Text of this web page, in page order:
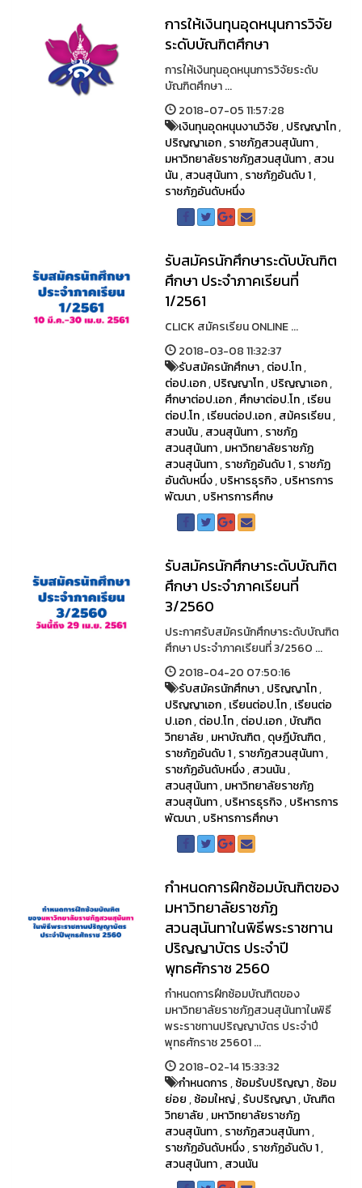
การให้เงินทุนอุดหนุนการวิจัย
ระดับบัณฑิตศึกษา
การให้เงินทุนอุดหนุนการวิจัยระดับ
บัณฑิตศึกษา ...
2018-07-05 11:57:28
เงินทุนอุดหนุนงานวิจัย,ปริญญาโท,
ปริญญาเอก,ราชภัฏสวนสุนันทา,
มหาวิทยาลัยราชภัฏสวนสุนันทา,สวน
นัน,สวนสุนันทา,ราชภัฏอันดับ 1,
ราชภัฏอันดับหนึ่ง
รับสมัครนักศึกษาระดับบัณฑิต
ศึกษา ประจำภาคเรียนที่
1/2561
CLICK สมัครเรียน ONLINE ...
2018-03-08 11:32:37
รับสมัครนักศึกษา,ต่อป.โท,
ต่อป.เอก,ปริญญาโท,ปริญญาเอก,
ศึกษาต่อป.เอก,ศึกษาต่อป.โท,เรียน
ต่อป.โท,เรียนต่อป.เอก,สม้ครเรียน,
สวนนัน,สวนสุนันทา,ราชภัฏ
สวนสุนันทา,มหาวิทยาลัยราชภัฏ
สวนสุนันทา,ราชภัฏอันดับ 1,ราชภัฏ
อันดับหนึ่ง,บริหารธุรกิจ,บริหารการ
พัฒนา,บริหารการศึกษ
รับสมัครนักศึกษาระดับบัณฑิต
ศึกษา ประจำภาคเรียนที่
3/2560
ประกาศรับสมัครนักศึกษาระดับบัณฑิต
ศึกษา ประจำภาคเรียนที่ 3/2560 ...
2018-04-20 07:50:16
รับสมัครนักศึกษา,ปริญญาโท,
ปริญญาเอก,เรียนต่อป.โท,เรียนต่อ
ป.เอก,ต่อป.โท,ต่อป.เอก,บัณฑิต
วิทยาลัย,มหาบัณฑิต,ดุษฎีบัณฑิต,
ราชภัฏอันดับ 1,ราชภัฏสวนสุนันทา,
ราชภัฏอันดับหนึ่ง,สวนนัน,
สวนสุนันทา,มหาวิทยาลัยราชภัฏ
สวนสุนันทา,บริหารธุรกิจ,บริหารการ
พัฒนา,บริหารการศึกษา
กำหนดการฝึกซ้อมบัณฑิตของ
มหาวิทยาลัยราชภัฏ
สวนสุนันทาในพิธีพระราชทาน
ปริญญาบัตร ประจำปี
พุทธศักราช 2560
กำหนดการฝึกซ้อมบัณฑิตของ
มหาวิทยาลัยราชภัฏสวนสุนันทาในพิธี
พระราชทานปริญญาบัตร ประจำปี
พุทธศักราช 25601 ...
2018-02-14 15:33:32
กำหนดการ,ซ้อมรับปริญญา,ซ้อม
ย่อย,ซ้อมใหญ่,รับปริญญา,บัณฑิต
วิทยาลัย,มหาวิทยาลัยราชภัฏ
สวนสุนันทา,ราชภัฏสวนสุนันทา,
ราชภัฏอันดับหนึ่ง,ราชภัฏอันดับ 1,
สวนสุนันทา,สวนนัน